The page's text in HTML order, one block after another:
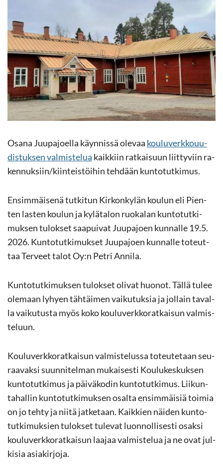
Osana Juu­pa­joel­la käyn­nis­sä ole­vaa kou­lu­verk­ko­uu­
dis­tuk­sen val­mis­te­lua kaik­kiin rat­kai­suun liit­ty­viin ra­
ken­nuk­siin/kiin­teis­töi­hin teh­dään kun­to­tut­ki­mus.
En­sim­mäi­se­nä tut­ki­tun Kir­kon­ky­län kou­lun eli Pien­
ten las­ten kou­lun ja ky­lä­ta­lon ruo­ka­lan kun­to­tut­ki­
muk­sen tu­lok­set saa­pui­vat Juu­pa­joen kun­nal­le 19.5.
2026. Kun­to­tut­ki­muk­set Juu­pa­joen kun­nal­le to­teut­
taa Ter­veet talot Oy:n Petri An­ni­la.
Kun­to­tut­ki­muk­sen tu­lok­set oli­vat huo­not. Tällä tulee
ole­maan ly­hyen täh­täi­men vai­ku­tuk­sia ja jol­lain ta­val­
la vai­ku­tus­ta myös koko kou­lu­verk­ko­rat­kai­sun val­mis­
te­luun.
Kou­lu­verk­ko­rat­kai­sun val­mis­te­lus­sa to­teu­te­taan seu­
raa­vak­si suun­ni­tel­man mu­kai­ses­ti Kou­lu­kes­kuk­sen
kun­to­tut­ki­mus ja päi­vä­ko­din kun­to­tut­ki­mus. Lii­kun­
ta­hal­lin kun­to­tut­ki­muk­sen osal­ta en­sim­mäi­siä toi­mia
on jo tehty ja niitä jat­ke­taan. Kaik­kien näi­den kun­to­
tut­ki­muk­sien tu­lok­set tu­le­vat luon­nol­li­ses­ti osak­si
kou­lu­verk­ko­rat­kai­sun laa­jaa val­mis­te­lua ja ne ovat jul­
ki­sia asia­kir­jo­ja.